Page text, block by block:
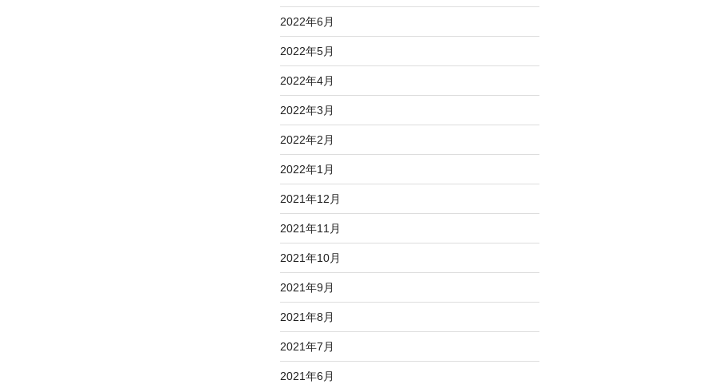
2022年6月
2022年5月
2022年4月
2022年3月
2022年2月
2022年1月
2021年12月
2021年11月
2021年10月
2021年9月
2021年8月
2021年7月
2021年6月